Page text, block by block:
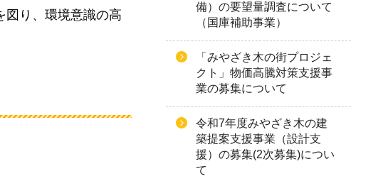
図り、環境意識の高
備）の要望量調査について
（国庫補助事業）
「みやざき木の街プロジェ
クト」物価高騰対策支援事
業の募集について
令和7年度みやざき木の建
築提案支援事業（設計支
援）の募集(2次募集)につい
て